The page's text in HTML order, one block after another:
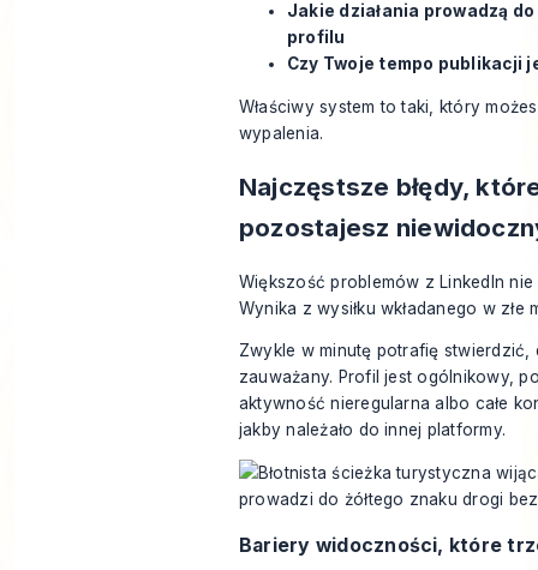
Jakie działania prowadzą
profilu
Czy Twoje tempo publikacji
Właściwy system to taki, który
wypalenia.
Najczęstsze błędy,
pozostajesz
Większość problemów z LinkedIn
Wynika z wysiłku wkładanego w złe
Zwykle w minutę potrafię stwierdzić,
zauważany. Profil jest ogólnikowy,
aktywność nieregularna albo całe
jakby należało do innej platformy.
Bariery widoczności, które